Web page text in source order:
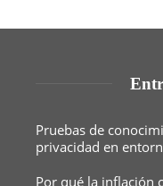
Pruebas de
privacidad en
Por qué la inflación